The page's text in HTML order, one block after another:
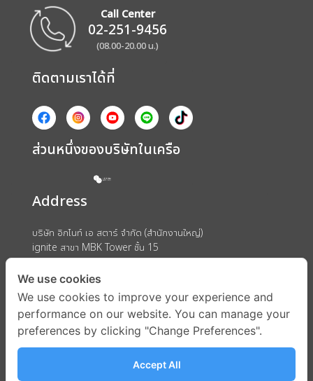
Call Center
02-251-9456
(08.00-20.00 น.)
ติดตามเราได้ที่
ส่วนหนึ่งของบริษัทในเครือ
Address
บริษัท อิกไนท์ เอ สตาร์ จำกัด (สำนักงานใหญ่)
ignite สาขา MBK Tower ชั้น 15
ถนนพญาไท แขวงวังใหม่ เขตปทุมวัน กรุงเทพมหานคร 10330
We use cookies
We use cookies to improve your experience and
performance on our website. You can manage your
preferences by clicking "Change Preferences".
Accept All